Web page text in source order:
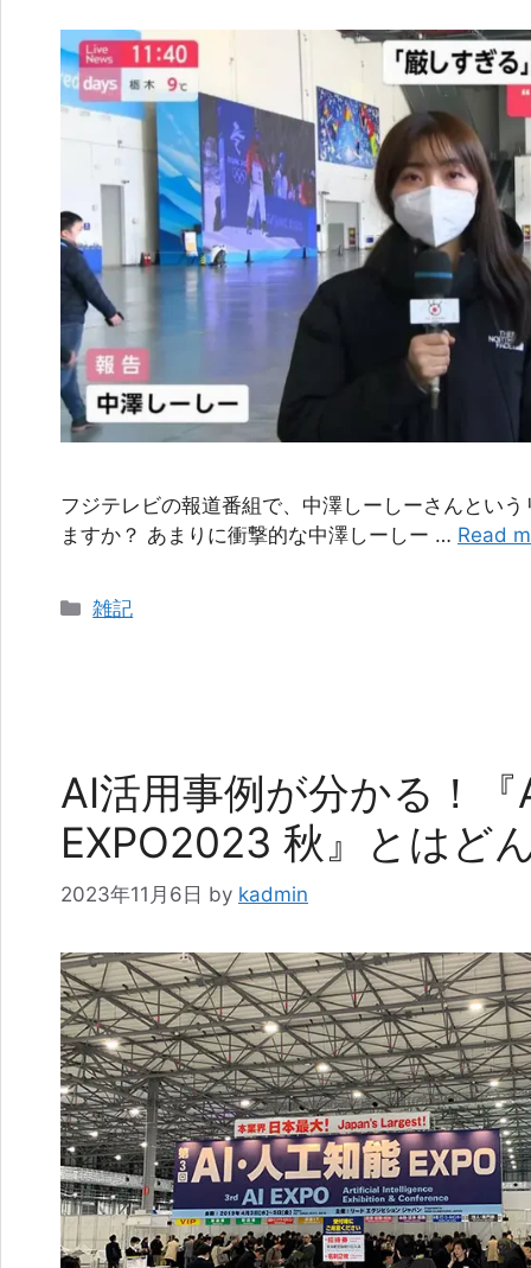
フジテレビの報道番組で、中澤しーしーさんとい
ますか？ あまりに衝撃的な中澤しーしー … Read
カ
雑記
AI活用事例が分かる！
EXPO2023 秋』とはど
2023年11月6日 by kadmin